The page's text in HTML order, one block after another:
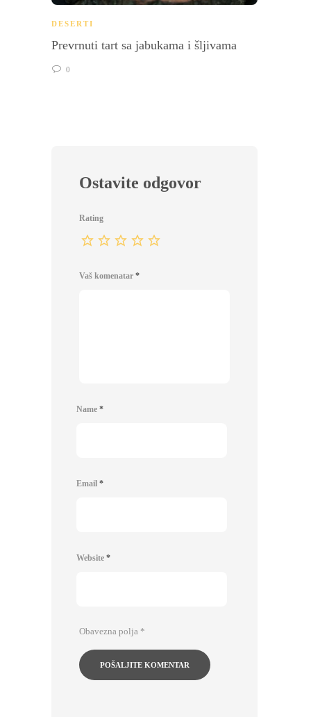
DESERTI
Prevrnuti tart sa jabukama i šljivama
0
Ostavite odgovor
Rating
Vaš komenatar *
Name *
Email *
Website *
Obavezna polja *